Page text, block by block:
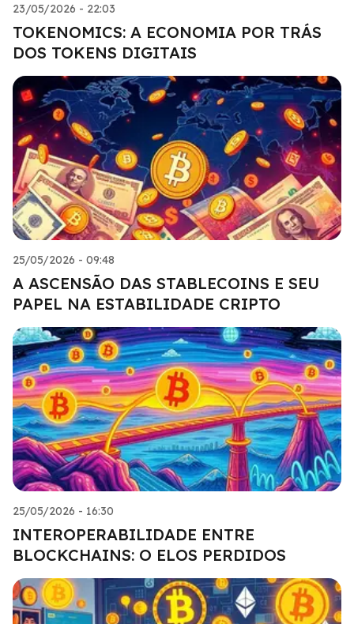
23/05/2026 - 22:03
TOKENOMICS: A ECONOMIA POR TRÁS
DOS TOKENS DIGITAIS
25/05/2026 - 09:48
A ASCENSÃO DAS STABLECOINS E SEU
PAPEL NA ESTABILIDADE CRIPTO
25/05/2026 - 16:30
INTEROPERABILIDADE ENTRE
BLOCKCHAINS: O ELOS PERDIDOS